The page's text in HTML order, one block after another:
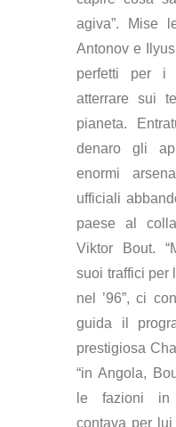
agiva”. Mise
Antonov e
perfetti per i
atterrare sui
pianeta.
denaro gli
enormi
ufficiali
paese al
Viktor Bout.
suoi traffici per
nel ’96”, ci
guida il
prestigiosa
“in Angola,
le fazioni in
contava per